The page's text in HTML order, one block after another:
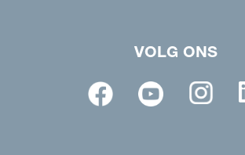
VOLG ONS